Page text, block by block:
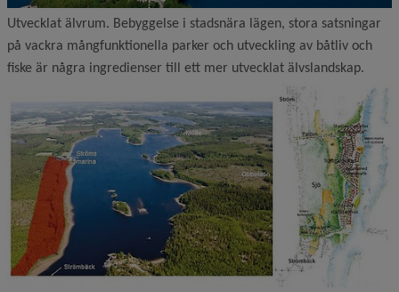
Utvecklat älvrum. Bebyggelse i stadsnära lägen, stora satsningar
på vackra mångfunktionella parker och utveckling av båtliv och
fiske är några ingredienser till ett mer utvecklat älvslandskap.